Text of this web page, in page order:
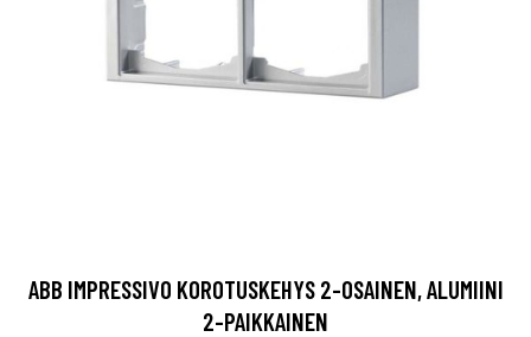
ABB IMPRESSIVO KOROTUSKEHYS 2-OSAINEN, ALUMIINI
2-PAIKKAINEN